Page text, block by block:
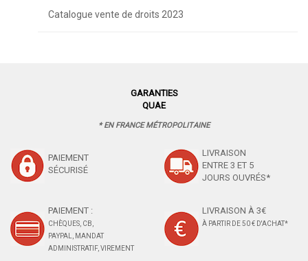
Catalogue vente de droits 2023
GARANTIES
QUAE
* EN FRANCE MÉTROPOLITAINE
PAIEMENT
SÉCURISÉ
LIVRAISON
ENTRE 3 ET 5
JOURS OUVRÉS*
PAIEMENT :
CHÈQUES, CB,
PAYPAL, MANDAT
ADMINISTRATIF, VIREMENT
LIVRAISON À 3€
À PARTIR DE 50 € D'ACHAT*